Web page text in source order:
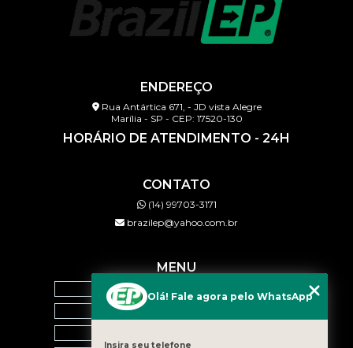
ENDEREÇO
Rua Antártica 671, - JD vista Alegre
Marília - SP - CEP: 17520-130
HORÁRIO DE ATENDIMENTO - 24H
CONTATO
(14) 99703-3171
brazilep@yahoo.com.br
MENU
HOME
Olá! Fale agora pelo WhatsApp
Insira seu telefone